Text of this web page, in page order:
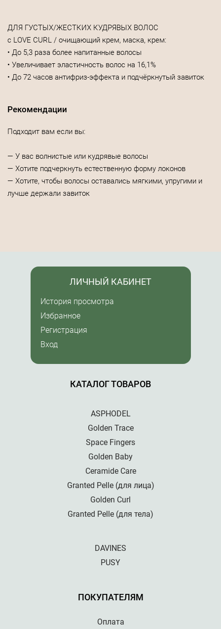
ДЛЯ ГУСТЫХ/ЖЕСТКИХ КУДРЯВЫХ ВОЛОС
с LOVE CURL / очищающий крем, маска, крем:
• До 5,3 раза более напитанные волосы
• Увеличивает эластичность волос на 16,1%
• До 72 часов антифриз-эффекта и подчёркнутый завиток
Рекомендации
Подходит вам если вы:
— У вас волнистые или кудрявые волосы
— Хотите подчеркнуть естественную форму локонов
— Хотите, чтобы волосы оставались мягкими, упругими и
лучше держали завиток
КАТАЛОГ ТОВАРОВ
ASPHODEL
Golden Trace
Space Fingers
Golden Baby
Ceramide Care
Granted Pelle (для лица)
Golden Curl
Granted Pelle (для тела)
DAVINES
PUSY
ПОКУПАТЕЛЯМ
Оплата
ЛИЧНЫЙ КАБИНЕТ
История просмотра
Избранное
Регистрация
Вход